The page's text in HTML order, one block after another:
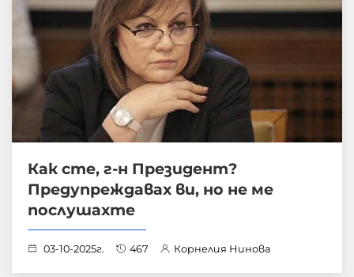
Как сте, г-н Президент?
Предупреждавах ви, но не ме
послушахте
03-10-2025г. 467 Корнелия Нинова